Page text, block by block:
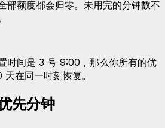
部额度都会归零。未用完的分钟数不
时间是 3 号 9:00，那么你所有的优
在同一时刻恢复。
先分钟